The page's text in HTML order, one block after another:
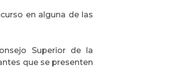
en alguna de las
Superior de la
que se presenten